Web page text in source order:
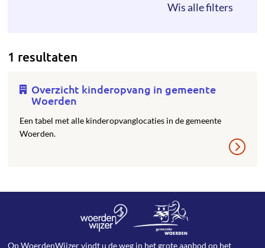
1 resultaten
Overzicht kinderopvang in gemeente
Woerden
Een tabel met alle kinderopvanglocaties in de gemeente
Woerden.
Op WoerdenWijzer vindt u de weg in het grote aanbod op het